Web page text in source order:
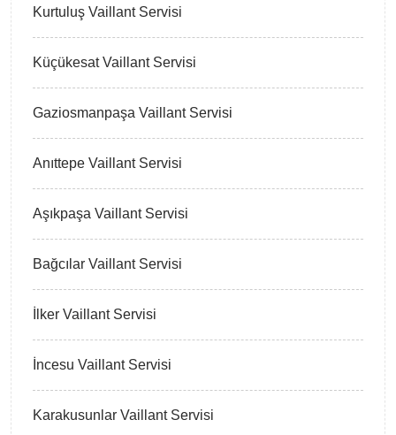
Kurtuluş Vaillant Servisi
Küçükesat Vaillant Servisi
Gaziosmanpaşa Vaillant Servisi
Anıttepe Vaillant Servisi
Aşıkpaşa Vaillant Servisi
Bağcılar Vaillant Servisi
İlker Vaillant Servisi
İncesu Vaillant Servisi
Karakusunlar Vaillant Servisi